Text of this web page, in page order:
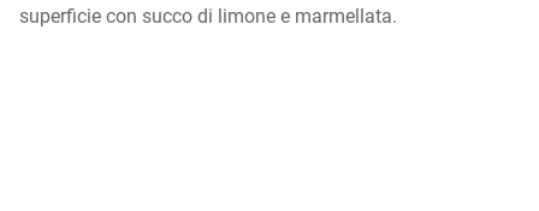
superficie con succo di limone e marmellata.